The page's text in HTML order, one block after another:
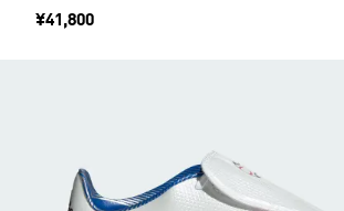
価格
¥41,800